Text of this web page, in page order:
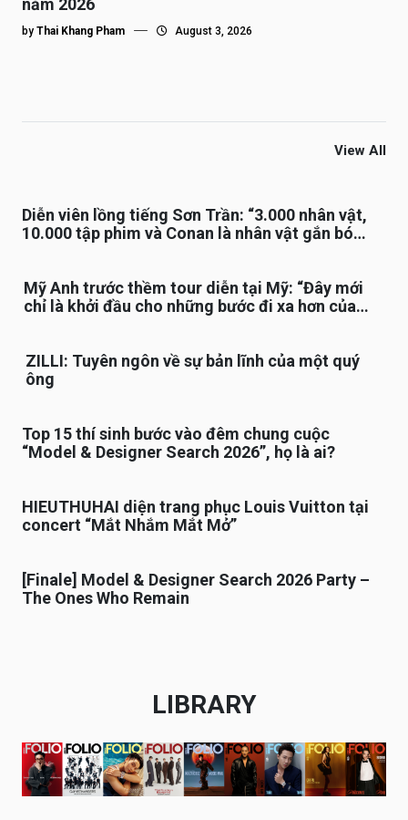
năm 2026
by Thai Khang Pham August 3, 2026
View All
Diễn viên lồng tiếng Sơn Trần: “3.000 nhân vật,
10.000 tập phim và Conan là nhân vật gắn bó
Mỹ Anh trước thềm tour diễn tại Mỹ: “Đây mới
chỉ là khởi đầu cho những bước đi xa hơn của
ZILLI: Tuyên ngôn về sự bản lĩnh của một quý
ông
Top 15 thí sinh bước vào đêm chung cuộc
“Model & Designer Search 2026”, họ là ai?
HIEUTHUHAI diện trang phục Louis Vuitton tại
concert “Mắt Nhắm Mắt Mở”
[Finale] Model & Designer Search 2026 Party –
The Ones Who Remain
LIBRARY